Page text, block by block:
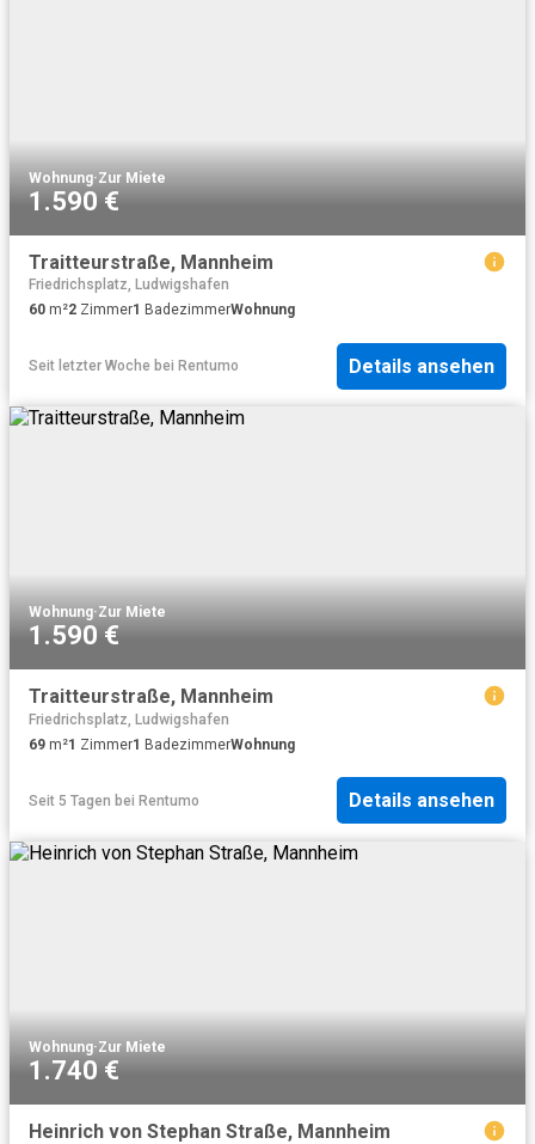
Wohnung·Zur Miete
1.590 €
Traitteurstraße, Mannheim
Friedrichsplatz, Ludwigshafen
60 m²2 Zimmer1 BadezimmerWohnung
Seit letzter Woche bei Rentumo Details ansehen
Wohnung·Zur Miete
1.590 €
Traitteurstraße, Mannheim
Friedrichsplatz, Ludwigshafen
69 m²1 Zimmer1 BadezimmerWohnung
Seit 5 Tagen bei Rentumo Details ansehen
Wohnung·Zur Miete
1.740 €
Heinrich von Stephan Straße, Mannheim